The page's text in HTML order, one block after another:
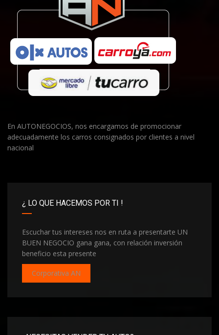
En AUTONEGOCIOS, nos encargamos de promocionar
adecuadamente los carros consignados por clientes a nivel
nacional
¿ LO QUE HACEMOS POR TI !
Escuchar tus intereses nos en ruta a presentarte UN
BUEN NEGOCIO gana gana, con relación inversión
beneficio esta presente
Corporativa AN